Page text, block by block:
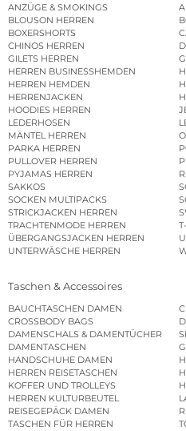
ANZÜGE & SMOKINGS
BLOUSON HERREN
BOXERSHORTS
CHINOS HERREN
GILETS HERREN
HERREN BUSINESSHEMDEN
HERREN HEMDEN
HERRENJACKEN
HOODIES HERREN
LEDERHOSEN
MÄNTEL HERREN
PARKA HERREN
PULLOVER HERREN
PYJAMAS HERREN
SAKKOS
SOCKEN MULTIPACKS
STRICKJACKEN HERREN
TRACHTENMODE HERREN
ÜBERGANGSJACKEN HERREN
UNTERWÄSCHE HERREN
Taschen & Accessoires
BAUCHTASCHEN DAMEN
CROSSBODY BAGS
DAMENSCHALS & DAMENTÜCHER
DAMENTASCHEN
HANDSCHUHE DAMEN
HERREN REISETASCHEN
KOFFER UND TROLLEYS
HERREN KULTURBEUTEL
REISEGEPÄCK DAMEN
TASCHEN FÜR HERREN